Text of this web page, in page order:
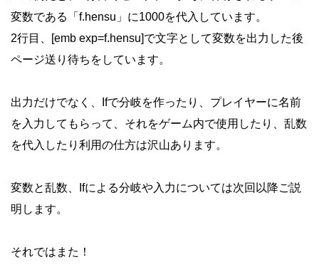
変数である「f.hensu」に1000を代入しています。
2行目、[emb exp=f.hensu]で文字として変数を出力した後
ページ送り待ちをしています。
出力だけでなく、Ifで分岐を作ったり、プレイヤーに名前
を入力してもらって、それをゲーム内で使用したり、乱数
を代入したり利用の仕方は沢山あります。
変数と乱数、Ifによる分岐や入力については次回以降ご説
明します。
それではまた！